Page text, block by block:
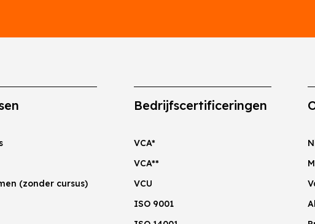
(zonder cursus)
Bedrijfscertificeringen
VCA*
VCA**
VCU
ISO 9001